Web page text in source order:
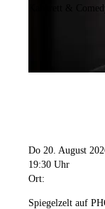
Kabarett &
Do 20. August
19:30 Uhr
Ort:
Spiegelzelt auf